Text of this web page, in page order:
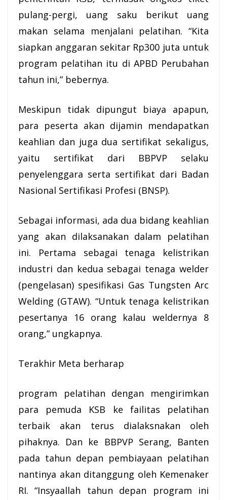
pulang-pergi, uang saku berikut uang
makan selama menjalani pelatihan. “Kita
siapkan anggaran sekitar Rp300 juta untuk
program pelatihan itu di APBD Perubahan
tahun ini,” bebernya.
Meskipun tidak dipungut biaya apapun,
para peserta akan dijamin mendapatkan
keahlian dan juga dua sertifikat sekaligus,
yaitu sertifikat dari BBPVP selaku
penyelenggara serta sertifikat dari Badan
Nasional Sertifikasi Profesi (BNSP).
Sebagai informasi, ada dua bidang keahlian
yang akan dilaksanakan dalam pelatihan
ini. Pertama sebagai tenaga kelistrikan
industri dan kedua sebagai tenaga welder
(pengelasan) spesifikasi Gas Tungsten Arc
Welding (GTAW). “Untuk tenaga kelistrikan
pesertanya 16 orang kalau weldernya 8
orang,” ungkapnya.
Terakhir Meta berharap
program pelatihan dengan mengirimkan
para pemuda KSB ke failitas pelatihan
terbaik akan terus dialaksnakan oleh
pihaknya. Dan ke BBPVP Serang, Banten
pada tahun depan pembiayaan pelatihan
nantinya akan ditanggung oleh Kemenaker
RI. “Insyaallah tahun depan program ini